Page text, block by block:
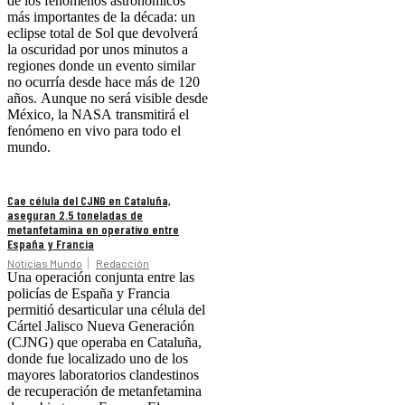
más importantes de la década: un
eclipse total de Sol que devolverá
la oscuridad por unos minutos a
regiones donde un evento similar
no ocurría desde hace más de 120
años. Aunque no será visible desde
México, la NASA transmitirá el
fenómeno en vivo para todo el
mundo.
Cae célula del CJNG en Cataluña,
aseguran 2.5 toneladas de
metanfetamina en operativo entre
España y Francia
Noticias Mundo Redacción
Una operación conjunta entre las
policías de España y Francia
permitió desarticular una célula del
Cártel Jalisco Nueva Generación
(CJNG) que operaba en Cataluña,
donde fue localizado uno de los
mayores laboratorios clandestinos
de recuperación de metanfetamina